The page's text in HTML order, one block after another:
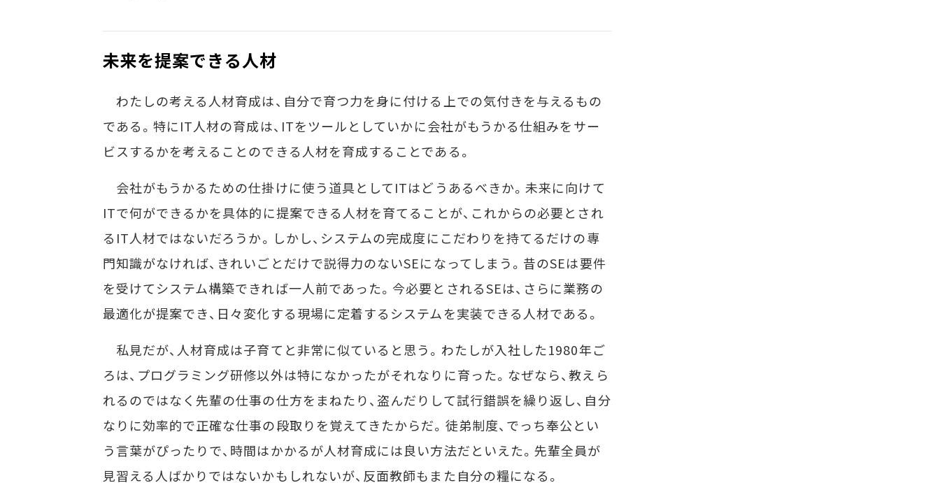
未来を提案できる人材
わたしの考える人材育成は、自分で育つ力を身に付ける上での気付きを与えるもの
である。特にIT人材の育成は、ITをツールとしていかに会社がもうかる仕組みをサー
ビスするかを考えることのできる人材を育成することである。
会社がもうかるための仕掛けに使う道具としてITはどうあるべきか。未来に向けて
ITで何ができるかを具体的に提案できる人材を育てることが、これからの必要とされ
るIT人材ではないだろうか。しかし、システムの完成度にこだわりを持てるだけの専
門知識がなければ、きれいごとだけで説得力のないSEになってしまう。昔のSEは要件
を受けてシステム構築できれば一人前であった。今必要とされるSEは、さらに業務の
最適化が提案でき、日々変化する現場に定着するシステムを実装できる人材である。
私見だが、人材育成は子育てと非常に似ていると思う。わたしが入社した1980年ご
ろは、プログラミング研修以外は特になかったがそれなりに育った。なぜなら、教えら
れるのではなく先輩の仕事の仕方をまねたり、盗んだりして試行錯誤を繰り返し、自分
なりに効率的で正確な仕事の段取りを覚えてきたからだ。徒弟制度、でっち奉公とい
う言葉がぴったりで、時間はかかるが人材育成には良い方法だといえた。先輩全員が
見習える人ばかりではないかもしれないが、反面教師もまた自分の糧になる。